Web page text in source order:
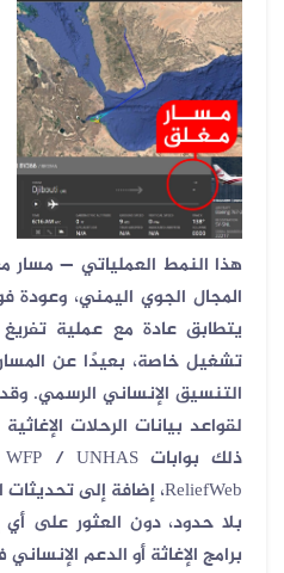
هذا النمط العملياتي —
المجال الجوي اليمني، وعودة
يتطابق عادة مع عملية
تشغيل خاصة، بعيدًا عن
التنسيق الإنساني الرسمي.
لقواعد بيانات الرحلات
ذلك بواباتWFP / UNHAS
ReliefWeb، إضافة إلى تحديثات
بلا حدود، دون العثور على أي
برامج الإغاثة أو الدعم